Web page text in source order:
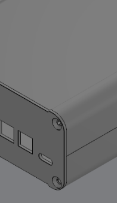
2寸1.1蓝牙小音响